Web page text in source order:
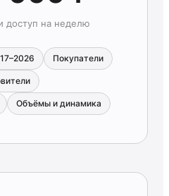
доступ на неделю
Покупатели
Объёмы и динамика